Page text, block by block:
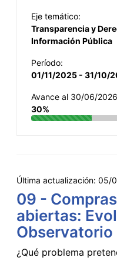
Eje temático:
Transparencia y
Información Pública
Período:
01/11/2025 - 31/10/
Avance al 30/06/
30%
Última actualización: 05/
09 -
abiertas:
Observatorio
¿Qué problema